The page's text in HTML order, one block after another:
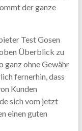
der ganze
Test Gosen
Überblick zu
ganz ohne Gewähr
fernerhin, dass
Kunden
sich vom jetzt
einen guten